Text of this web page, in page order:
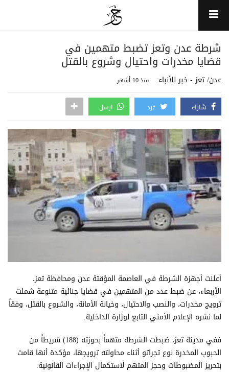
شرطة عدن وتعز تضبط متهمين في
قضايا مخدرات واحتيال وشروع بالقتل
عدن/ تعز - خبر للأنباء: منذ 10 أشهر
شارك غرد ارسل
أعلنت أجهزة الشرطة في العاصمة المؤقتة عدن ومحافظة تعز،
الأربعاء، عن ضبط عدد من المتهمين في قضايا جنائية متنوعة شملت
ترويج مخدرات، والنصب والاحتيال، وخيانة الأمانة، والشروع بالقتل، وفقاً
لما نشره الإعلام الأمني التابع لوزارة الداخلية.
ففي مدينة تعز، ضبطت الشرطة متهماً بحوزته (188) شريطاً من
الحبوب المخدرة نوع تجراتو أثناء محاولته ترويجها، مؤكدة أنها قامت
بتحريز المضبوطات وحجز المتهم لاستكمال الإجراءات القانونية.